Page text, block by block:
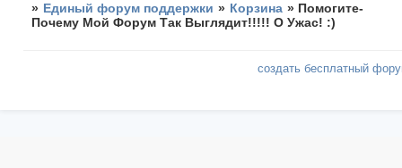
» Единый форум поддержки » Корзина » Помогите-
Почему Мой Форум Так Выглядит!!!!! О Ужас! :)
создать бесплатный